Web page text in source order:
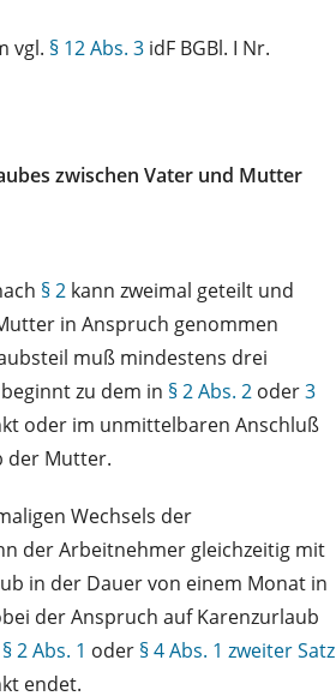
vgl. § 12 Abs. 3 idF BGBl. I Nr.
zwischen Vater und Mutter
§ 2 kann zweimal geteilt und
in Anspruch genommen
muß mindestens drei
zu dem in § 2 Abs. 2 oder3
oder im unmittelbaren Anschluß
der Mutter.
Wechsels der
der Arbeitnehmer gleichzeitig mit
in der Dauer von einem Monat in
der Anspruch auf Karenzurlaub
§ 2 Abs. 1 oder § 4 Abs. 1 zweiter Satz
endet.